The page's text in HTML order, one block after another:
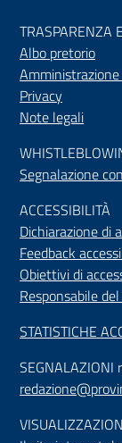
TRASPARENZA
Albo pretorio
Privacy
Note legali
Segnalazione
ACCESSIBILITÀ
Dichiarazione di
Feedback
Obiettivi di
Responsabile
STATISTICHE
SEGNALAZIONI